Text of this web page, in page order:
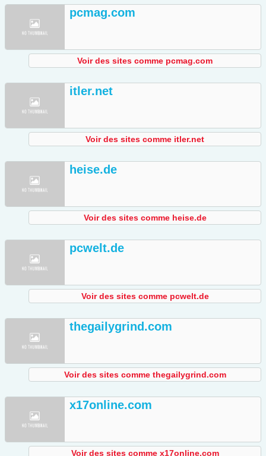
pcmag.com
Voir des sites comme pcmag.com
itler.net
Voir des sites comme itler.net
heise.de
Voir des sites comme heise.de
pcwelt.de
Voir des sites comme pcwelt.de
thegailygrind.com
Voir des sites comme thegailygrind.com
x17online.com
Voir des sites comme x17online.com